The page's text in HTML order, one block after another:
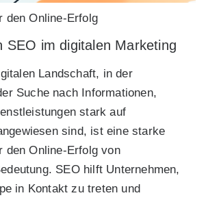
den Online-Erfolg
SEO im digitalen Marketing
Landschaft, in der
Suche nach Informationen,
stark auf
sind, ist eine starke
den Online-Erfolg von
SEO hilft Unternehmen,
in Kontakt zu treten und